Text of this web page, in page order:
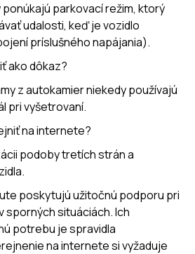
ponúkajú parkovací režim, ktorý
udalosti, keď je vozidlo
príslušného napájania).
ako dôkaz?
z autokamier niekedy používajú
pri vyšetrovaní.
na internete?
podoby tretích strán a
poskytujú užitočnú podporu pri
sporných situáciách. Ich
potrebu je spravidla
na internete si vyžaduje